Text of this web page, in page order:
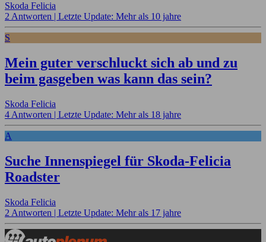
Skoda Felicia
2 Antworten | Letzte Update: Mehr als 10 jahre
S
Mein guter verschluckt sich ab und zu
beim gasgeben was kann das sein?
Skoda Felicia
4 Antworten | Letzte Update: Mehr als 18 jahre
A
Suche Innenspiegel für Skoda-Felicia
Roadster
Skoda Felicia
2 Antworten | Letzte Update: Mehr als 17 jahre